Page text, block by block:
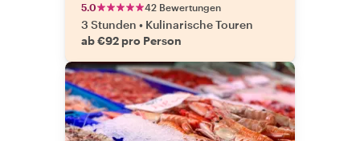
5.0 42 Bewertungen
3 Stunden • Kulinarische Touren
ab €92 pro Person